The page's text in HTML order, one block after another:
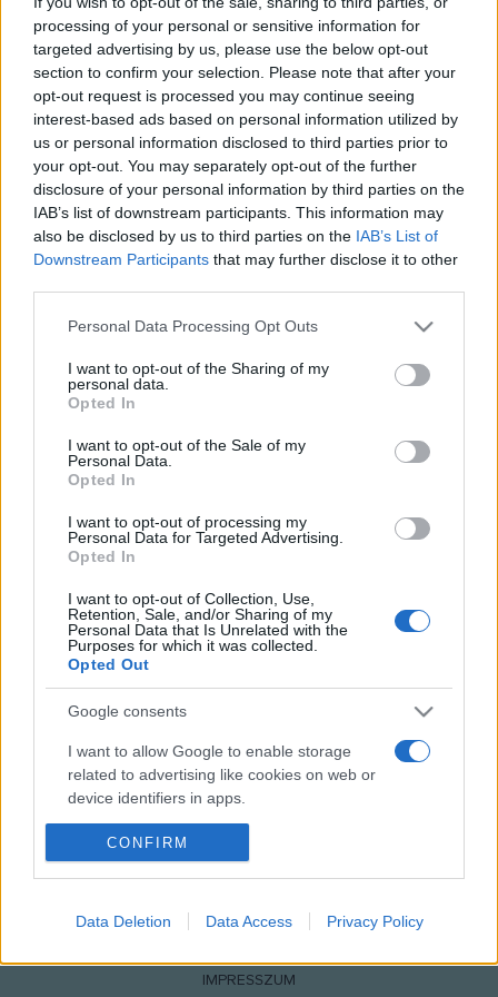
processing of your personal or sensitive information for
targeted advertising by us, please use the below opt-out
section to confirm your selection. Please note that after your
opt-out request is processed you may continue seeing
interest-based ads based on personal information utilized by
us or personal information disclosed to third parties prior to
your opt-out. You may separately opt-out of the further
disclosure of your personal information by third parties on the
IAB’s list of downstream participants. This information may
also be disclosed by us to third parties on the IAB’s List of
Downstream Participants that may further disclose it to other
Please note that this website/app uses one or more Google
not limited to your visit or usage behaviour. You may click to
grant or deny consent to Google and its third-party tags to
use your data for below specified purposes in below Google
consent section.
Personal Data Processing Opt Outs
I want to opt-out of the Sharing of my
personal data.
Opted In
I want to opt-out of the Sale of my
Personal Data.
Opted In
I want to opt-out of processing my
Personal Data for Targeted Advertising.
Opted In
I want to opt-out of Collection, Use,
Retention, Sale, and/or Sharing of my
Personal Data that Is Unrelated with the
Purposes for which it was collected.
Opted Out
Google consents
I want to allow Google to enable storage
related to advertising like cookies on web or
device identifiers in apps.
I want to allow my user data to be sent to
Google for online advertising purposes.
I want to allow Google to send me
personalized advertising.
I want to allow Google to enable storage
CONFIRM
Data Deletion Data Access Privacy Policy
Nyolcszáz fokon izzik a megtört angyal
Kecskeméten
A tűz ereje, az égetés ideje éppúgy befolyásolja a
végeredményt, mint az alkotói szándék, éppen ezért a
tűzzománcban mindig ott van a váratlanság és a
meglepetés.
KÉPZŐ
Bonyhádi zománcművészeti kísérletek –
kiállítás Pécsen
Időszaki kiállítás nyílik november 4-én Variációk a Színes
városhoz – Zománcművészeti kísérletek Bonyhádon (1967–
1972) címmel a pécsi Modern Magyar Képtárban az 1967 és
művészek alkotásaiból.
KÉPZŐ
Tűzpróba Kecskeméten
A Tűzzománcművészek Magyar Társaságának országos
kiállítása látható Kecskeméten.
NÉPI
IMPRESSZUM